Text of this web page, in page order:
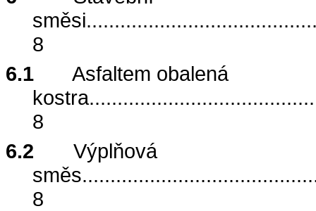
směsi
8
6.1
Asfaltem obalená
kostra
8
6.2
Výplňová
směs
8